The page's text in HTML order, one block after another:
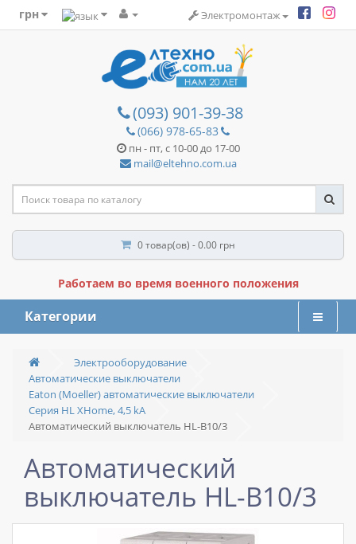
грн Электромонтаж
(093) 901-39-38
(066) 978-65-83
пн - пт, с 10-00 до 17-00
mail@eltehno.com.ua
0 товар(ов) - 0.00 грн
Работаем во время военного положения
Категории
Электрооборудование
Автоматические выключатели
Eaton (Moeller) автоматические выключатели
Серия HL XHome, 4,5 kA
Автоматический выключатель HL-B10/3
Автоматический
выключатель HL-B10/3